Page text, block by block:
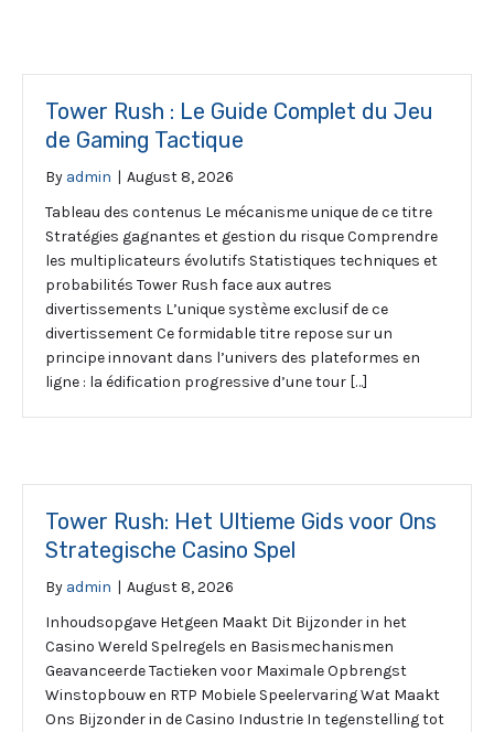
Tower Rush : Le Guide Complet du Jeu
de Gaming Tactique
By admin | August 8, 2026
Tableau des contenus Le mécanisme unique de ce titre
Stratégies gagnantes et gestion du risque Comprendre
les multiplicateurs évolutifs Statistiques techniques et
probabilités Tower Rush face aux autres
divertissements L’unique système exclusif de ce
divertissement Ce formidable titre repose sur un
principe innovant dans l’univers des plateformes en
ligne : la édification progressive d’une tour […]
Tower Rush: Het Ultieme Gids voor Ons
Strategische Casino Spel
By admin | August 8, 2026
Inhoudsopgave Hetgeen Maakt Dit Bijzonder in het
Casino Wereld Spelregels en Basismechanismen
Geavanceerde Tactieken voor Maximale Opbrengst
Winstopbouw en RTP Mobiele Speelervaring Wat Maakt
Ons Bijzonder in de Casino Industrie In tegenstelling tot